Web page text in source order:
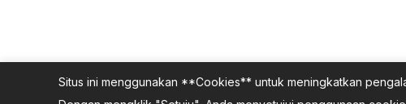
Situs ini menggunakan **Cookies** untuk meningkatkan